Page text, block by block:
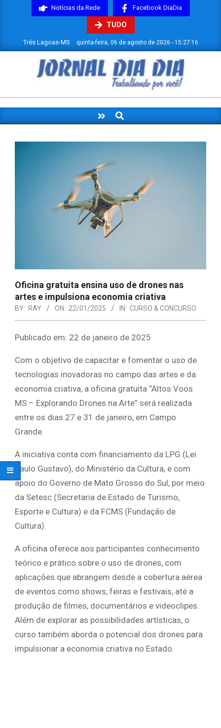
Notícias da Rede Facebook DiaDia
TUDO
Três Lagoas-MS quinta-feira, 06 de agosto de 2026 - 15:27:17
JORNAL
DIADIA
Navigation
Search
Oficina gratuita ensina uso de drones nas
artes e impulsiona economia criativa
BY: RAY ON: 22/01/2025 IN: CURSO & CONCURSO
Publicado em: 22 de janeiro de 2025
Com o objetivo de capacitar e fomentar o uso de
tecnologias inovadoras no campo das artes e da
economia criativa, a oficina gratuita “Altos Voos
MS – Explorando Drones na Arte” será realizada
entre os dias 27 e 31 de janeiro, em Campo
Grande.
A iniciativa conta com financiamento da LPG (Lei
Paulo Gustavo), do Ministério da Cultura, e com
apoio do Governo de Mato Grosso do Sul, por meio
da Setesc (Secretaria de Estado de Turismo,
Esporte e Cultura) e da FCMS (Fundação de
Cultura).
A oficina oferece aos participantes conhecimento
teórico e prático sobre o uso de drones, com
aplicações que abrangem desde a cobertura aérea
de eventos como shows, feiras e festivais, até a
produção de filmes, documentários e videoclipes.
Além de explorar as possibilidades artísticas, o
curso também aborda o potencial dos drones para
impulsionar a economia criativa no Estado.